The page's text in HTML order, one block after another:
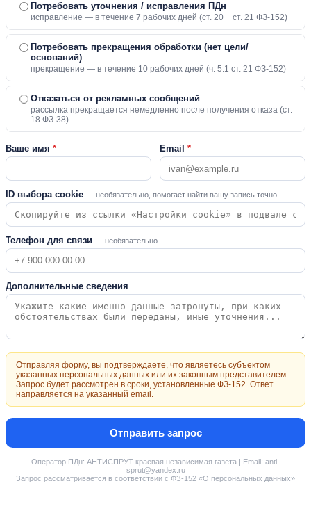
Потребовать уточнения / исправления ПДн
исправление — в течение 7 рабочих дней (ст. 20 + ст. 21 ФЗ-152)
Потребовать прекращения обработки (нет цели/
оснований)
прекращение — в течение 10 рабочих дней (ч. 5.1 ст. 21 ФЗ-152)
Отказаться от рекламных сообщений
рассылка прекращается немедленно после получения отказа (ст.
18 ФЗ-38)
Ваше имя * Email *
ID выбора cookie — необязательно, помогает найти вашу запись точно
Телефон для связи — необязательно
Дополнительные сведения
Отправляя форму, вы подтверждаете, что являетесь субъектом
указанных персональных данных или их законным представителем.
Запрос будет рассмотрен в сроки, установленные ФЗ-152. Ответ
направляется на указанный email.
Отправить запрос
Оператор ПДн: АНТИСПРУТ краевая независимая газета | Email: anti-
sprut@yandex.ru
Запрос рассматривается в соответствии с ФЗ-152 «О персональных данных»